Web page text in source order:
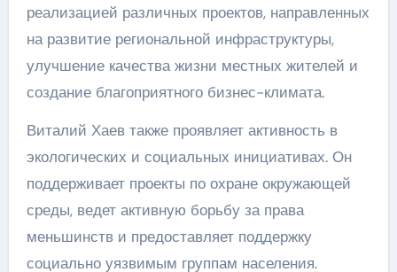
реализацией различных проектов, направленных
на развитие региональной инфраструктуры,
улучшение качества жизни местных жителей и
создание благоприятного бизнес-климата.
Виталий Хаев также проявляет активность в
экологических и социальных инициативах. Он
поддерживает проекты по охране окружающей
среды, ведет активную борьбу за права
меньшинств и предоставляет поддержку
социально уязвимым группам населения.